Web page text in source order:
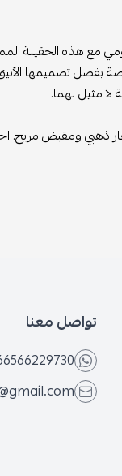
مع هذه الحقيبة
بفضل تصميمها
لا مثيل لهما.
تواصل معنا